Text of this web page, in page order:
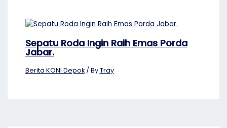
Sepatu Roda Ingin Raih Emas Porda
Jabar.
Berita KONI Depok/ ByTray